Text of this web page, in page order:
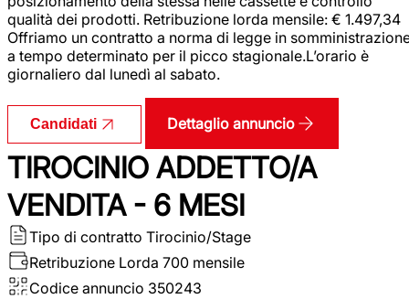
qualità dei prodotti. Retribuzione lorda mensile: € 1.497,34
Offriamo un contratto a norma di legge in
a tempo determinato per il picco stagionale.L’orario è
giornaliero dal lunedì al sabato.
Candidati Dettaglio annuncio
TIROCINIO ADDETTO/A
VENDITA - 6 MESI
Tipo di contratto Tirocinio/Stage
Retribuzione Lorda 700 mensile
Codice annuncio 350243